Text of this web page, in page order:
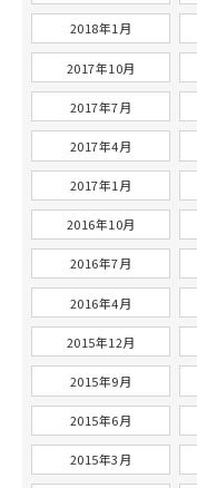
2018年1月
2017年10月
2017年7月
2017年4月
2017年1月
2016年10月
2016年7月
2016年4月
2015年12月
2015年9月
2015年6月
2015年3月